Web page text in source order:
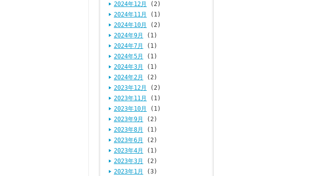
2024年12月
(2)
2024年11月
(1)
2024年10月
(2)
2024年9月
(1)
2024年7月
(1)
2024年5月
(1)
2024年3月
(1)
2024年2月
(2)
2023年12月
(2)
2023年11月
(1)
2023年10月
(1)
2023年9月
(2)
2023年8月
(1)
2023年6月
(2)
2023年4月
(1)
2023年3月
(2)
2023年1月
(3)